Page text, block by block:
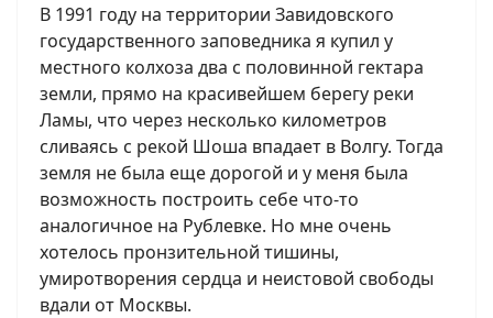
В 1991 году на территории Завидовского
государственного заповедника я купил у
местного колхоза два с половинной гектара
земли, прямо на красивейшем берегу реки
Ламы, что через несколько километров
сливаясь с рекой Шоша впадает в Волгу. Тогда
земля не была еще дорогой и у меня была
возможность построить себе что-то
аналогичное на Рублевке. Но мне очень
хотелось пронзительной тишины,
умиротворения сердца и неистовой свободы
вдали от Москвы.